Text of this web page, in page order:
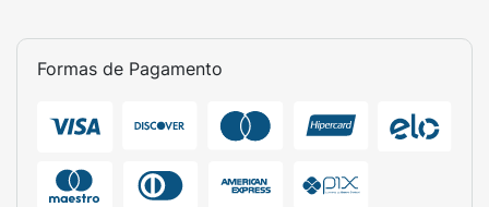
Formas de Pagamento